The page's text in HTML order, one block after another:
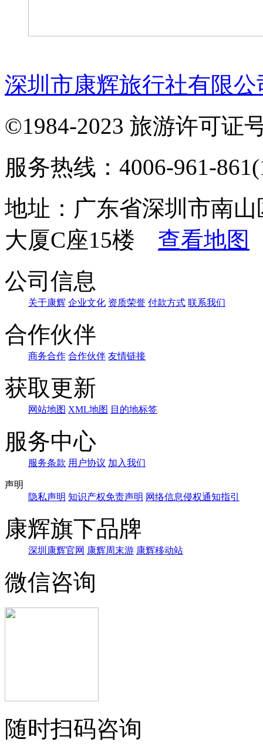
深圳市康辉旅行社有限
©1984-2023 旅游许可证
服务热线：4006-961-
地址：广东省深圳市南
大厦C座15楼 查看地图
公司信息
关于康辉 企业文化 资质荣誉 付款方式 联系我们
合作伙伴
商务合作 合作伙伴 友情链接
获取更新
网站地图 XML地图 目的地标签
服务中心
服务条款 用户协议 加入我们
声明
隐私声明 知识产权免责声明 网络信息侵权通知指引
康辉旗下品牌
深圳康辉官网 康辉周末游 康辉移动站
微信咨询
随时扫码咨询